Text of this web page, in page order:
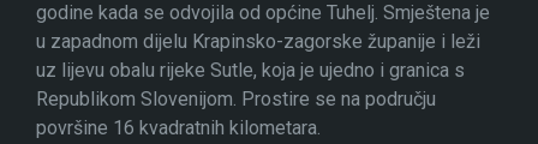
godine kada se odvojila od općine Tuhelj. Smještena je
u zapadnom dijelu Krapinsko-zagorske županije i leži
uz lijevu obalu rijeke Sutle, koja je ujedno i granica s
Republikom Slovenijom. Prostire se na području
površine 16 kvadratnih kilometara.